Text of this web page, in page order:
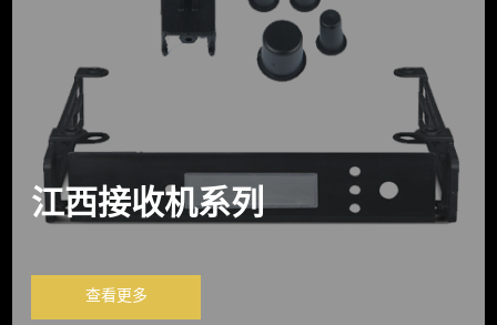
江西接收机系列
查看更多